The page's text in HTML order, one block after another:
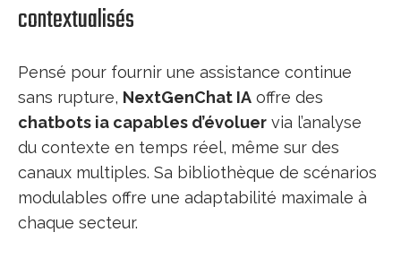
contextualisés
Pensé pour fournir une assistance continue
sans rupture, NextGenChat IA offre des
chatbots ia capables d’évoluer via l’analyse
du contexte en temps réel, même sur des
canaux multiples. Sa bibliothèque de scénarios
modulables offre une adaptabilité maximale à
chaque secteur.